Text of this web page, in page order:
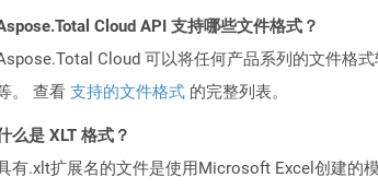
Cloud API 支持哪些文件格式？
Cloud 可以将任何产品系列的文件格
。 查看 支持的文件格式 的完整列表。
么是 XLT 格式？
有.xlt扩展名的文件是使用Microsoft Excel创建的